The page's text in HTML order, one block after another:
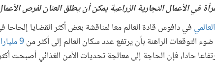
في الأعمال التجارية الزراعية يمكن أن يطلق العنان لفرص
في دافوس قادة العالم معا لمناقشة بعض أكثر القضايا إلحاحا
التوقعات الراهنة بأن يرتفع عدد سكان العالم إلى أكثر من 9
حادا، فإن الحاجة إلى معالجة تحديات الأمن الغذائي أصبحت